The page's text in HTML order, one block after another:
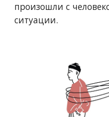
произошли с
ситуации.